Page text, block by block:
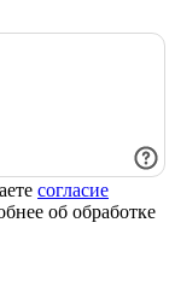
согласие
об обработке